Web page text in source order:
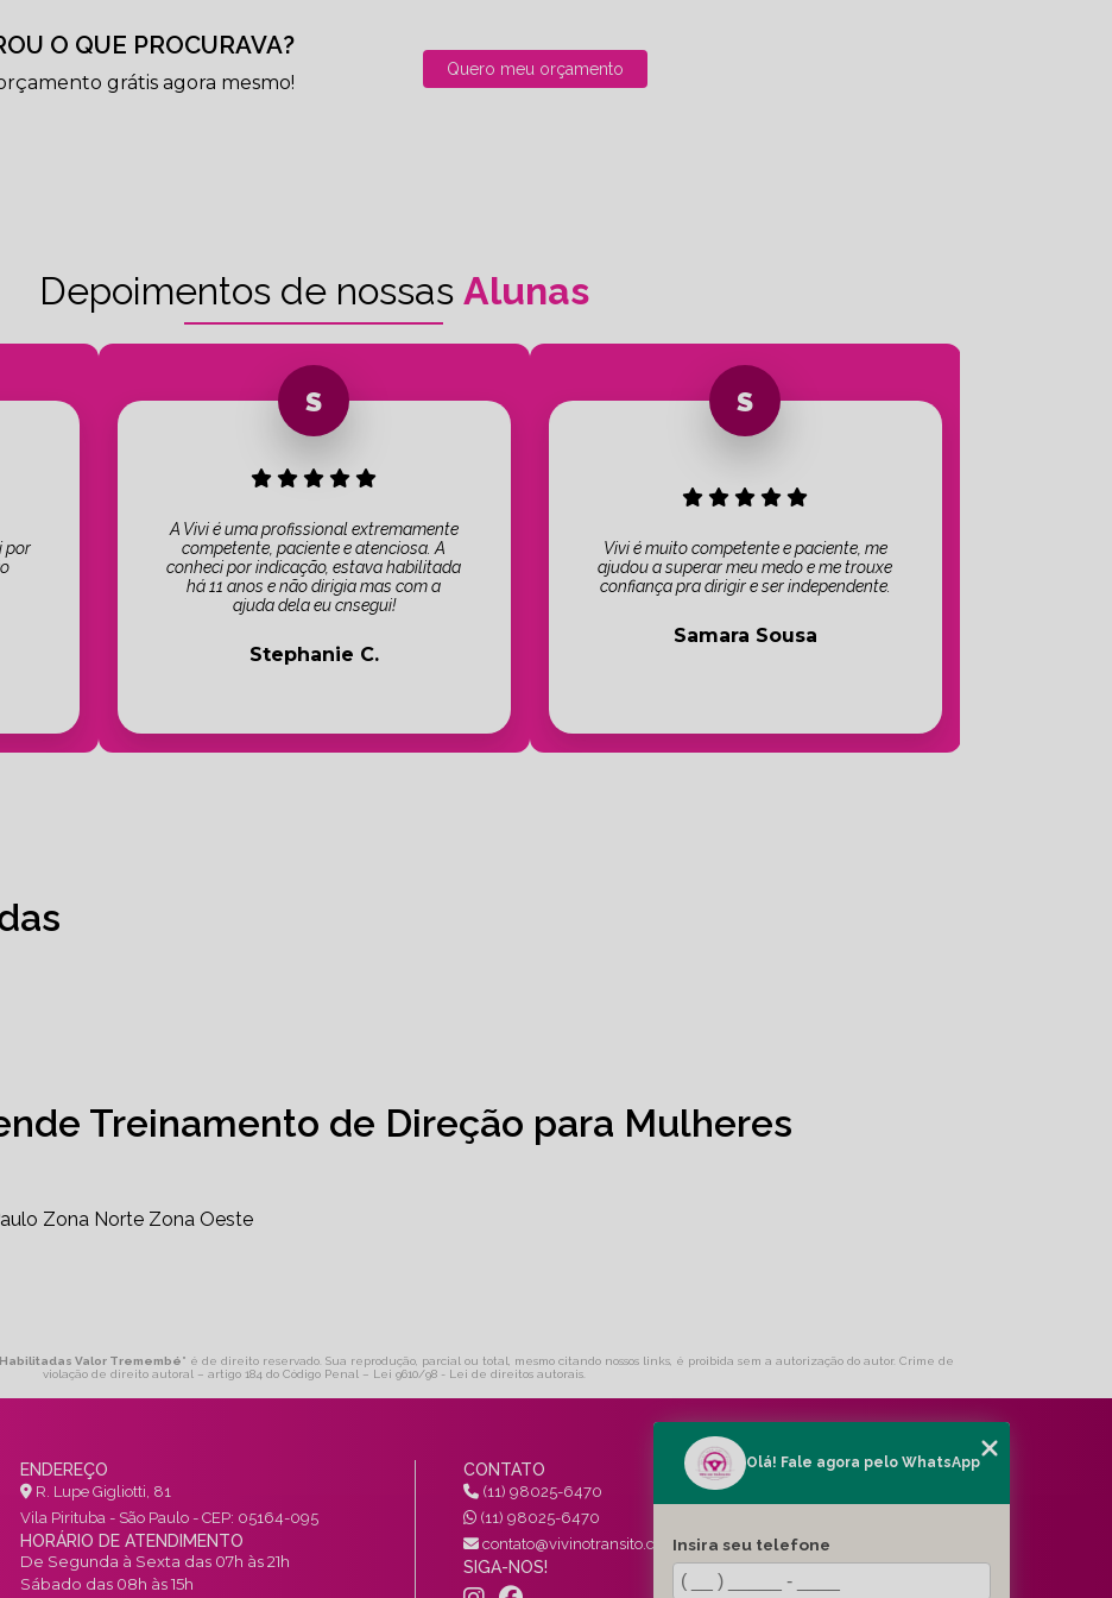
O QUE PROCURAVA?
grátis agora mesmo!
Quero meu orçamento
Depoimentos de nossas Alunas
por
A Vivi é uma profissional extremamente
competente, paciente e atenciosa. A
conheci por indicação, estava habilitada
há 11 anos e não dirigia mas com a
ajuda dela eu cnsegui!
Stephanie C.
Vivi é muito competente e paciente, me
ajudou a superar meu medo e me trouxe
confiança pra dirigir e ser independente.
Samara Sousa
Treinamento de Direção para Mulheres
Zona Norte Zona Oeste
Valor Tremembé" é de direito reservado. Sua reprodução, parcial ou total, mesmo citando nossos links, é proibida sem a autorização do autor. Crime de
violação de direito autoral – artigo 184 do Código Penal – Lei 9610/98 - Lei de direitos autorais.
ENDEREÇO
R. Lupe Gigliotti, 81
Vila Pirituba - São Paulo - CEP: 05164-095
HORÁRIO DE ATENDIMENTO
De Segunda à Sexta das 07h às 21h
Sábado das 08h às 15h
CONTATO
(11) 98025-6470
(11) 98025-6470
contato@vivinotransito.com.br
SIGA-NOS!
MENU
SERVIÇOS
Olá! Fale agora pelo WhatsApp
Insira seu telefone